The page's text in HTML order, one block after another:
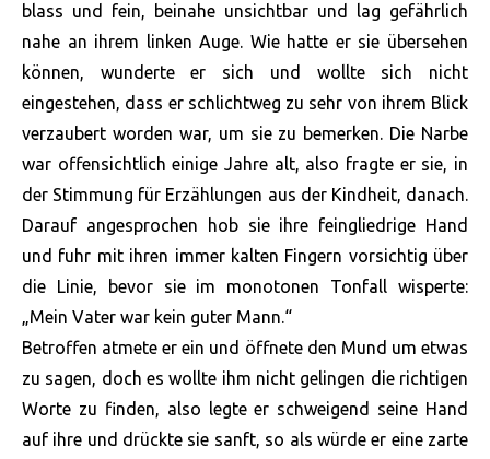
blass und fein, beinahe unsichtbar und lag gefährlich
nahe an ihrem linken Auge. Wie hatte er sie übersehen
können, wunderte er sich und wollte sich nicht
eingestehen, dass er schlichtweg zu sehr von ihrem Blick
verzaubert worden war, um sie zu bemerken. Die Narbe
war offensichtlich einige Jahre alt, also fragte er sie, in
der Stimmung für Erzählungen aus der Kindheit, danach.
Darauf angesprochen hob sie ihre feingliedrige Hand
und fuhr mit ihren immer kalten Fingern vorsichtig über
die Linie, bevor sie im monotonen Tonfall wisperte:
„Mein Vater war kein guter Mann.“
Betroffen atmete er ein und öffnete den Mund um etwas
zu sagen, doch es wollte ihm nicht gelingen die richtigen
Worte zu finden, also legte er schweigend seine Hand
auf ihre und drückte sie sanft, so als würde er eine zarte